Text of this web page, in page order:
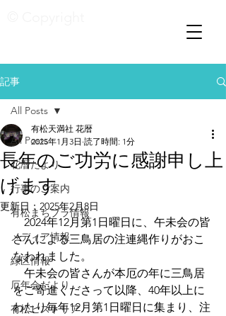
記事
All Posts
花暦たより
行事のご案内
有松まちブラ情報
メディア情報
緑区情報
厄年会だより
有松ヒストリア
All Posts
長年のご功労に感謝申し上
げます
有松天満社 花暦
2025年1月3日 読了時間: 1分
更新日： 2025年2月8日
2024年12月第1日曜日に、午未会の皆
さんによる三鳥居の注連縄作りがおこ
なわれました。
午未会の皆さんが本厄の年に三鳥居
をご寄進くださって以降、40年以上に
わたり毎年12月第1日曜日に集まり、注